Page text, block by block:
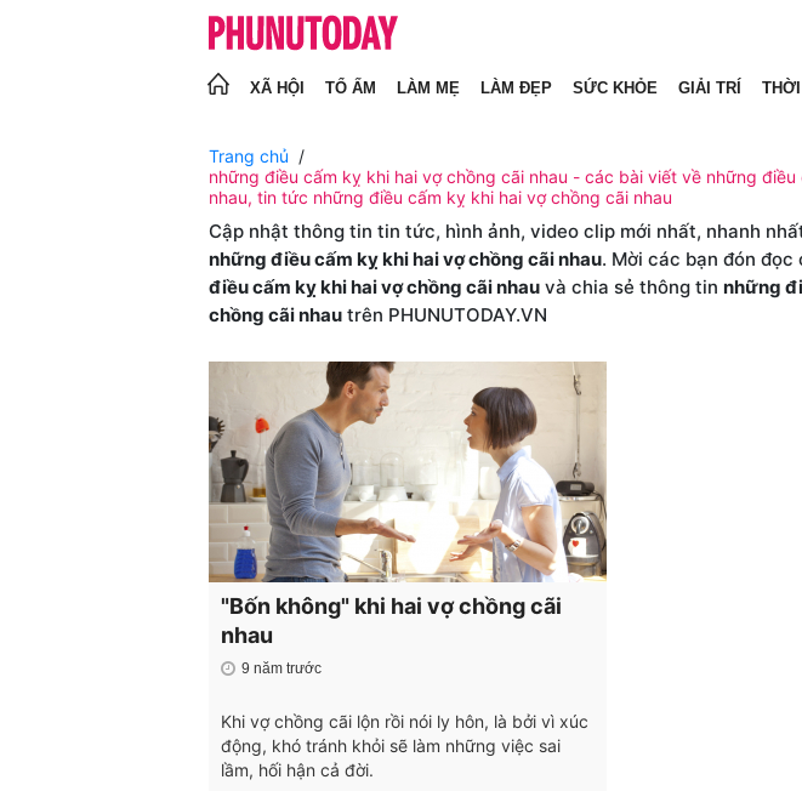
XÃ HỘI TỔ ẤM LÀM MẸ LÀM ĐẸP SỨC KHỎE GIẢI TRÍ
Trang chủ
những điều cấm kỵ khi hai vợ chồng cãi nhau - các bài viết về những
nhau, tin tức những điều cấm kỵ khi hai vợ chồng cãi nhau
Cập nhật thông tin tin tức, hình ảnh, video clip mới nhất, nhanh
những điều cấm kỵ khi hai vợ chồng cãi nhau. Mời các bạn đón
điều cấm kỵ khi hai vợ chồng cãi nhau và chia sẻ thông tin những
chồng cãi nhau trên PHUNUTODAY.VN
"Bốn không" khi hai vợ chồng cãi
nhau
9 năm trước
Khi vợ chồng cãi lộn rồi nói ly hôn, là bởi vì xúc
động, khó tránh khỏi sẽ làm những việc sai
lầm, hối hận cả đời.